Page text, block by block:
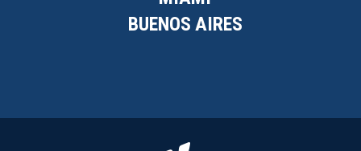
BUENOS AIRES